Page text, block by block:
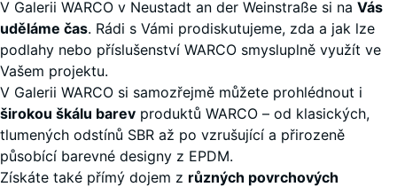
V Galerii WARCO v Neustadt an der Weinstraße si na Vás
uděláme čas. Rádi s Vámi prodiskutujeme, zda a jak lze
podlahy nebo příslušenství WARCO smysluplně využít ve
Vašem projektu.
V Galerii WARCO si samozřejmě můžete prohlédnout i
širokou škálu barev produktů WARCO – od klasických,
tlumených odstínů SBR až po vzrušující a přirozeně
působící barevné designy z EPDM.
Získáte také přímý dojem z různých povrchových